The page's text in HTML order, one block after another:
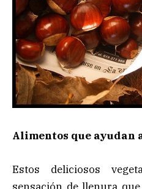
Alimentos que ayudan
Estos deliciosos
sensación de llenura